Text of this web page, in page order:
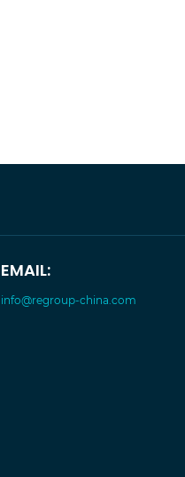
EMAIL:
info@regroup-china.com